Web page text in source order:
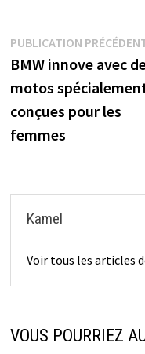
Navigation
de
l’article
PUBLICATION
BMW innove avec
motos
conçues pour les
femmes
Kamel
Voir tous les articles
VOUS POURRIEZ